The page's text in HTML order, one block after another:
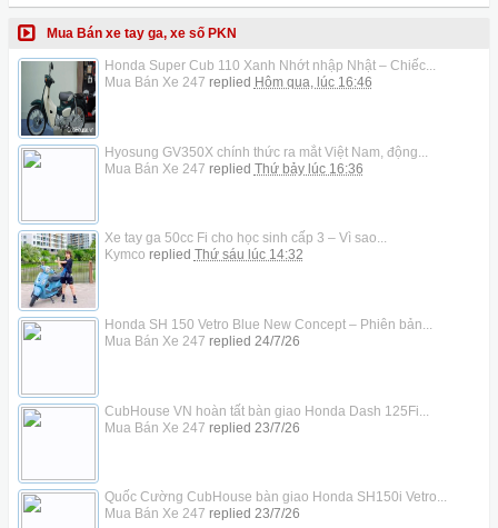
Mua Bán xe tay ga, xe số PKN
Honda Super Cub 110 Xanh Nhớt nhập Nhật – Chiếc...
Mua Bán Xe 247 replied Hôm qua, lúc 16:46
Hyosung GV350X chính thức ra mắt Việt Nam, động...
Mua Bán Xe 247 replied Thứ bảy lúc 16:36
Xe tay ga 50cc Fi cho học sinh cấp 3 – Vì sao...
Kymco replied Thứ sáu lúc 14:32
Honda SH 150 Vetro Blue New Concept – Phiên bản...
Mua Bán Xe 247 replied 24/7/26
CubHouse VN hoàn tất bàn giao Honda Dash 125Fi...
Mua Bán Xe 247 replied 23/7/26
Quốc Cường CubHouse bàn giao Honda SH150i Vetro...
Mua Bán Xe 247 replied 23/7/26